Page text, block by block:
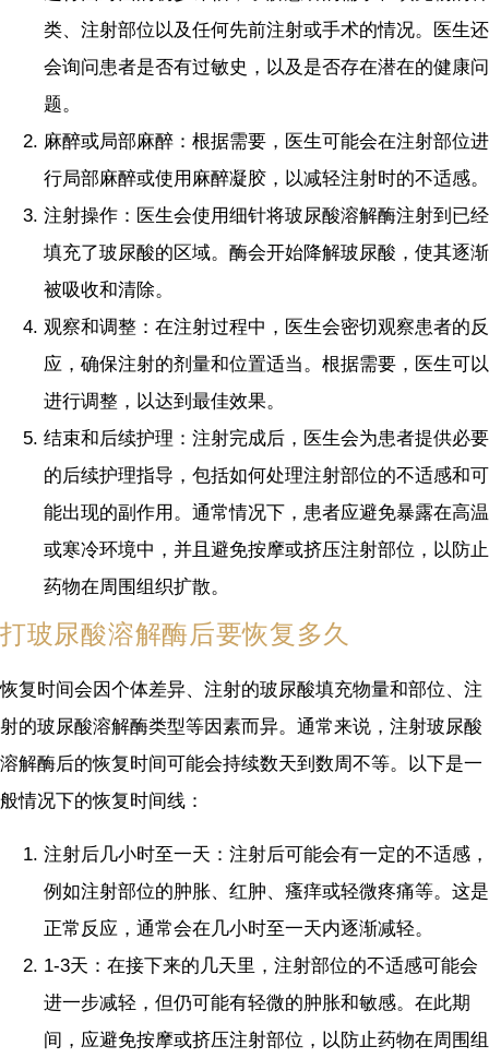
类、注射部位以及任何先前注射或手术的情况。医生还
会询问患者是否有过敏史，以及是否存在潜在的健康问
题。
麻醉或局部麻醉：根据需要，医生可能会在注射部位进
行局部麻醉或使用麻醉凝胶，以减轻注射时的不适感。
注射操作：医生会使用细针将玻尿酸溶解酶注射到已经
填充了玻尿酸的区域。酶会开始降解玻尿酸，使其逐渐
被吸收和清除。
观察和调整：在注射过程中，医生会密切观察患者的反
应，确保注射的剂量和位置适当。根据需要，医生可以
进行调整，以达到最佳效果。
结束和后续护理：注射完成后，医生会为患者提供必要
的后续护理指导，包括如何处理注射部位的不适感和可
能出现的副作用。通常情况下，患者应避免暴露在高温
或寒冷环境中，并且避免按摩或挤压注射部位，以防止
药物在周围组织扩散。
打玻尿酸溶解酶后要恢复多久
恢复时间会因个体差异、注射的玻尿酸填充物量和部位、注
射的玻尿酸溶解酶类型等因素而异。通常来说，注射玻尿酸
溶解酶后的恢复时间可能会持续数天到数周不等。以下是一
般情况下的恢复时间线：
注射后几小时至一天：注射后可能会有一定的不适感，
例如注射部位的肿胀、红肿、瘙痒或轻微疼痛等。这是
正常反应，通常会在几小时至一天内逐渐减轻。
1-3天：在接下来的几天里，注射部位的不适感可能会
进一步减轻，但仍可能有轻微的肿胀和敏感。在此期
间，应避免按摩或挤压注射部位，以防止药物在周围组